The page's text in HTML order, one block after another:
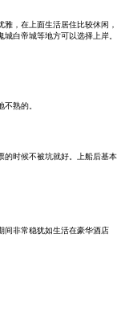
，在上面生活居住比较休闲，
白帝城等地方可以选择上岸。
熟的。
的时候不被坑就好。上船后基本
间非常稳犹如生活在豪华酒店